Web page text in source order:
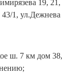
19,
1,
ш. 7 км дом